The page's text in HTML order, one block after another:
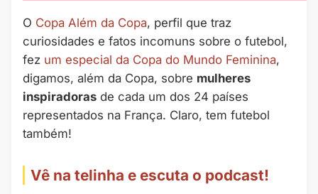
O Copa Além da Copa, perfil que traz
curiosidades e fatos incomuns sobre o futebol,
fez um especial da Copa do Mundo Feminina,
digamos, além da Copa, sobre mulheres
inspiradoras de cada um dos 24 países
representados na França. Claro, tem futebol
também!
Vê na telinha e escuta o podcast!